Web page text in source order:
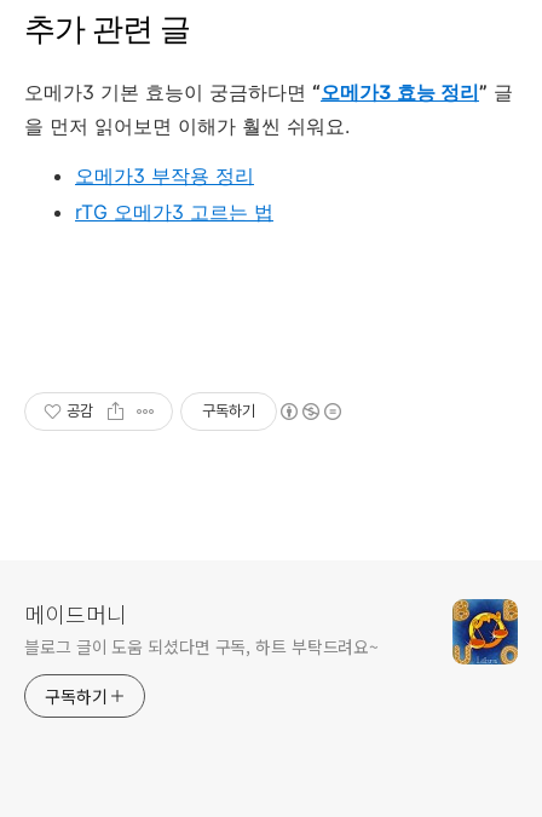
추가 관련 글
오메가3 기본 효능이 궁금하다면 “오메가3 효능 정리” 글
을 먼저 읽어보면 이해가 훨씬 쉬워요.
오메가3 부작용 정리
rTG 오메가3 고르는 법
공감 구독하기
메이드머니
블로그 글이 도움 되셨다면 구독, 하트 부탁드려요~
구독하기